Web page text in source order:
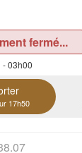
fermé...
- 03h00
17h50